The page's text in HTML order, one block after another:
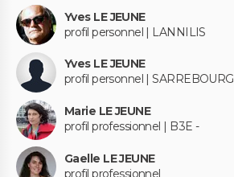
Yves LE JEUNE
profil personnel | LANNILIS
Yves LE JEUNE
profil personnel | SARREBOURG
Marie LE JEUNE
profil professionnel | B3E -
Gaelle LE JEUNE
profil professionnel